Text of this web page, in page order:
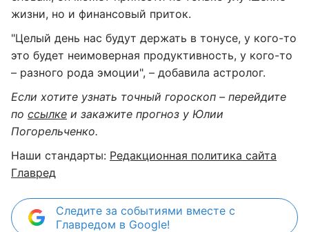
жизни, но и финансовый приток.
"Целый день нас будут держать в тонусе, у кого-то
это будет неимоверная продуктивность, у кого-то
– разного рода эмоции", – добавила астролог.
Если хотите узнать точный гороскоп – перейдите
по ссылке и закажите прогноз у Юлии
Погорельченко.
Наши стандарты: Редакционная политика сайта
Главред
Следите за событиями вместе с
Главредом в Google!